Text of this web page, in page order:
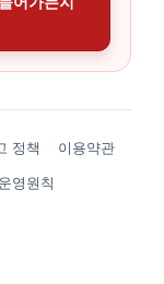
정책
이용약관
영원칙